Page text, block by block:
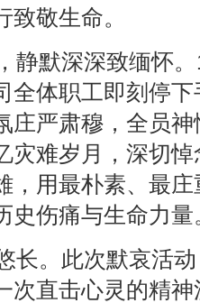
敬生命。
静默深深致缅怀
全体职工即刻停
庄严肃穆，全员
灾难岁月，深切
，用最朴素、最
史伤痛与生命力量
长。此次默哀活
次直击心灵的精